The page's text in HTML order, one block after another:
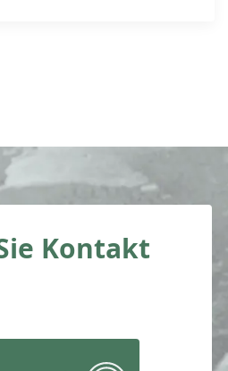
rechtzeitiger […]
Kontakt